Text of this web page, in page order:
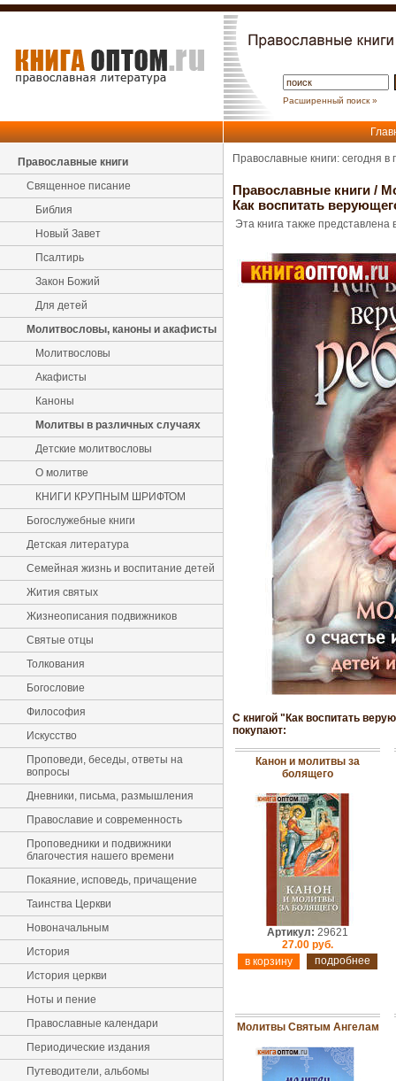
Расширенный поиск »
Православные книги
Священное писание
Библия
Новый Завет
Псалтирь
Закон Божий
Для детей
Молитвословы, каноны и акафисты
Молитвословы
Акафисты
Каноны
Молитвы в различных случаях
Детские молитвословы
О молитве
КНИГИ КРУПНЫМ ШРИФТОМ
Богослужебные книги
Детская литература
Семейная жизнь и воспитание детей
Жития святых
Жизнеописания подвижников
Святые отцы
Толкования
Богословие
Философия
Искусство
Проповеди, беседы, ответы на
вопросы
Дневники, письма, размышления
Православие и современность
Проповедники и подвижники
благочестия нашего времени
Покаяние, исповедь, причащение
Таинства Церкви
Новоначальным
История
История церкви
Ноты и пение
Православные календари
Периодические издания
Путеводители, альбомы
Православные книги: сегодня
Православные книги /
Как воспитать
Эта книга также представлена
С книгой "Как воспитать
покупают:
Канон и молитвы за
болящего
Артикул: 29621
27.00 руб.
подробнее
Молитвы Святым Ангелам